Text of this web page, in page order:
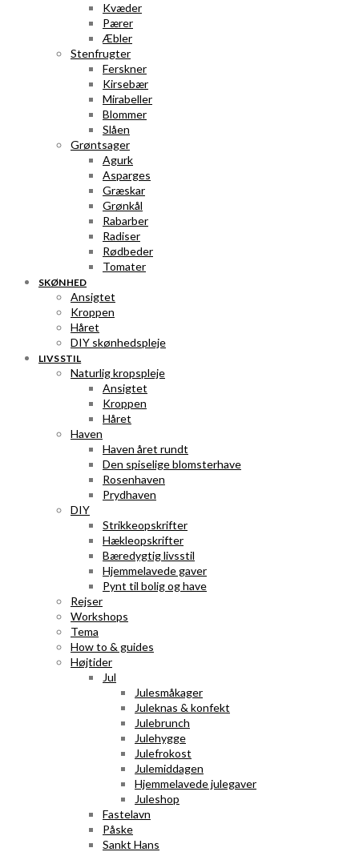
Kvæder
Pærer
Æbler
Stenfrugter
Ferskner
Kirsebær
Mirabeller
Blommer
Slåen
Grøntsager
Agurk
Asparges
Græskar
Grønkål
Rabarber
Radiser
Rødbeder
Tomater
SKØNHED
Ansigtet
Kroppen
Håret
DIY skønhedspleje
LIVSSTIL
Naturlig kropspleje
Ansigtet
Kroppen
Håret
Haven
Haven året rundt
Den spiselige blomsterhave
Rosenhaven
Prydhaven
DIY
Strikkeopskrifter
Hækleopskrifter
Bæredygtig livsstil
Hjemmelavede gaver
Pynt til bolig og have
Rejser
Workshops
Tema
How to & guides
Højtider
Jul
Julesmåkager
Juleknas & konfekt
Julebrunch
Julehygge
Julefrokost
Julemiddagen
Hjemmelavede julegaver
Juleshop
Fastelavn
Påske
Sankt Hans